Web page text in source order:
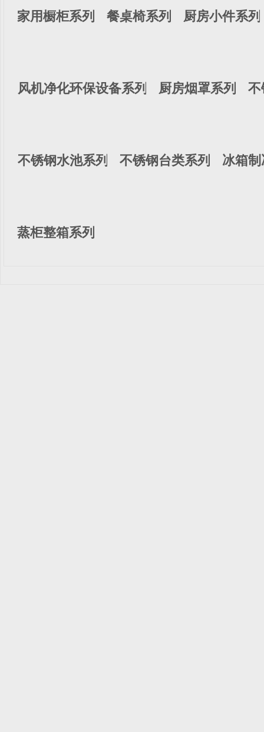
家用橱柜系列 餐桌椅系列 厨房小件系列
风机净化环保设备系列 厨房烟罩系列 不
不锈钢水池系列 不锈钢台类系列 冰箱
蒸柜整箱系列